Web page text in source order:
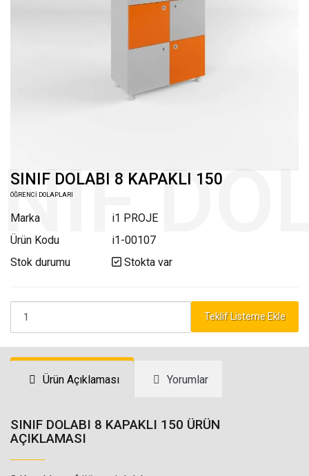
SINIF DOLABI 8 KAPAKLI 150
ÖĞRENCİ DOLAPLARI
Marka
i1 PROJE
Ürün Kodu
i1-00107
Stok durumu
Stokta var
Teklif Listeme Ekle
Ürün Açıklaması Yorumlar
SINIF DOLABI 8 KAPAKLI 150 ÜRÜN
AÇIKLAMASI